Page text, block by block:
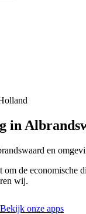
in
en
de economische
wij.
Bekijk onze apps